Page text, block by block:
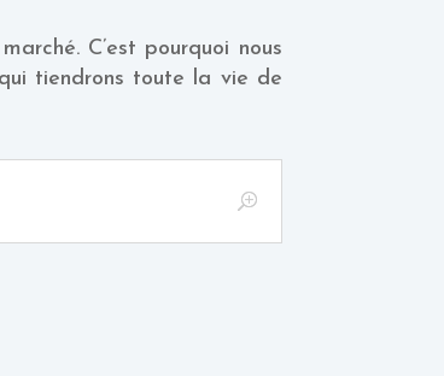
C’est pourquoi nous
tiendrons toute la vie de